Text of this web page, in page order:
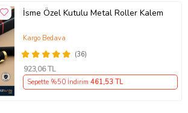
İsme Özel Kutulu Metal Roller Kalem
(36)
Kargo Bedava
923,06 TL
Sepette %50 İndirim 461,53 TL